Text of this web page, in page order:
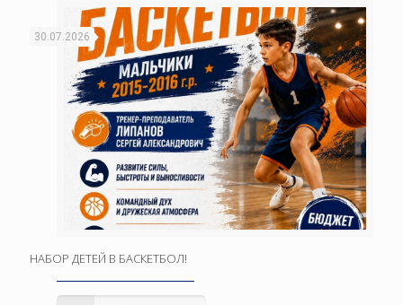
30.07.2026
НАБОР ДЕТЕЙ В БАСКЕТБОЛ!